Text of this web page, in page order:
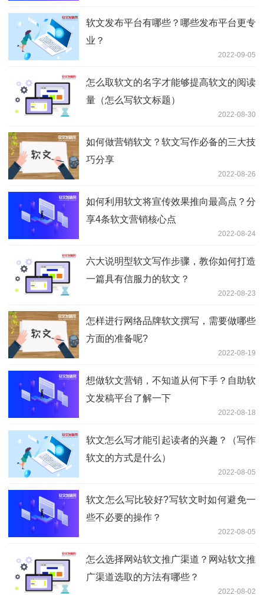
软文发布平台有哪些？哪些发布平台更专
业？
2022-09-05
怎么取软文的名字才能够提高软文的阅读
量（怎么写软文标题）
2022-08-30
如何做营销软文？软文写作必备的三大技
巧分享
2022-08-26
如何利用软文将宣传效果推向最高点？分
享4条软文营销核心点
2022-08-24
六大说明型软文写作步骤，教你如何打造
一篇具有信服力的软文？
2022-08-23
怎样进行网络品牌软文撰写，需要做哪些
方面的准备呢?
2022-08-19
想做软文营销，不知道从何下手？自助软
文发稿平台了解一下
2022-08-18
软文怎么写才能引起读者的兴趣？（写作
软文的方式是什么）
2022-08-05
软文怎么写比较好?写软文时如何避免一
些不必要的操作？
2022-08-05
怎么选择网站软文推广渠道？网站软文推
广渠道选取的方法有哪些？
2022-08-02